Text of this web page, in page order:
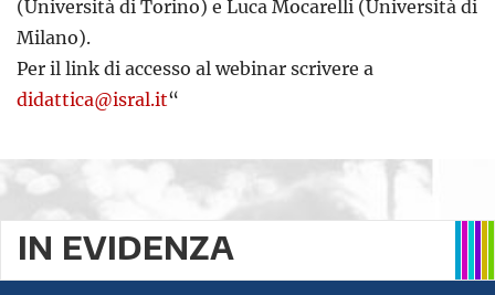
(Università di Torino) e Luca Mocarelli (Università di
Milano).
Per il link di accesso al webinar scrivere a
didattica@isral.it“
IN EVIDENZA